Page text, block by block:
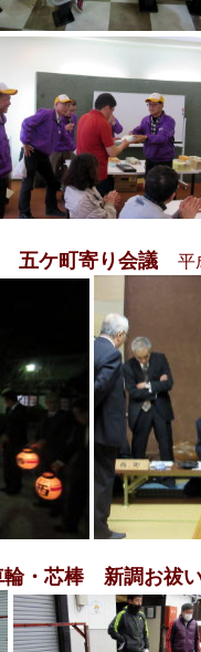
五ケ町寄り会議 平
輪・芯棒 新調お祓